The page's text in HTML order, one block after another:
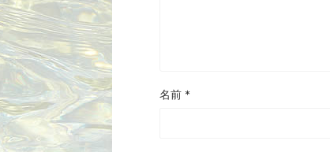
名前 *